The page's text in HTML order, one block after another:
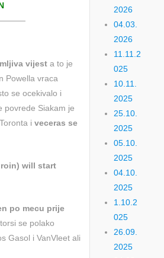
vijest a to je
Powella vraca
se ocekivalo i
povrede Siakam je
i veceras se
will start
po mecu prije
se polako
Gasol i VanVleet ali
2026
04.03.
2026
11.11.2
025
10.11.
2025
25.10.
2025
05.10.
2025
04.10.
2025
1.10.2
025
26.09.
2025